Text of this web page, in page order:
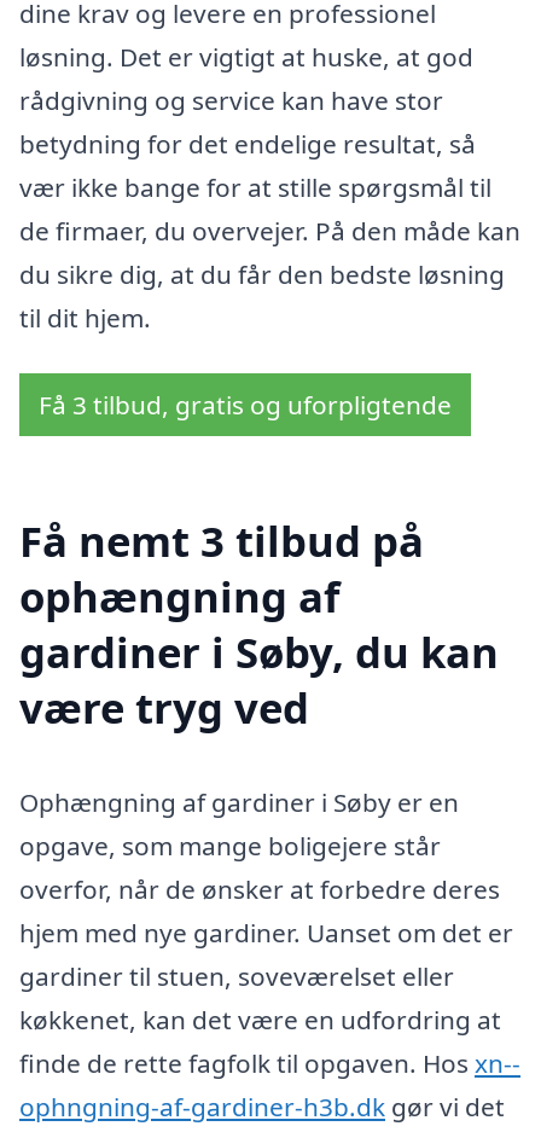
dine krav og levere en professionel
løsning. Det er vigtigt at huske, at god
rådgivning og service kan have stor
betydning for det endelige resultat, så
vær ikke bange for at stille spørgsmål til
de firmaer, du overvejer. På den måde kan
du sikre dig, at du får den bedste løsning
til dit hjem.
Få 3 tilbud, gratis og uforpligtende
Få nemt 3 tilbud på
ophængning af
gardiner i Søby, du kan
være tryg ved
Ophængning af gardiner i Søby er en
opgave, som mange boligejere står
overfor, når de ønsker at forbedre deres
hjem med nye gardiner. Uanset om det er
gardiner til stuen, soveværelset eller
køkkenet, kan det være en udfordring at
finde de rette fagfolk til opgaven. Hos xn--
ophngning-af-gardiner-h3b.dk gør vi det